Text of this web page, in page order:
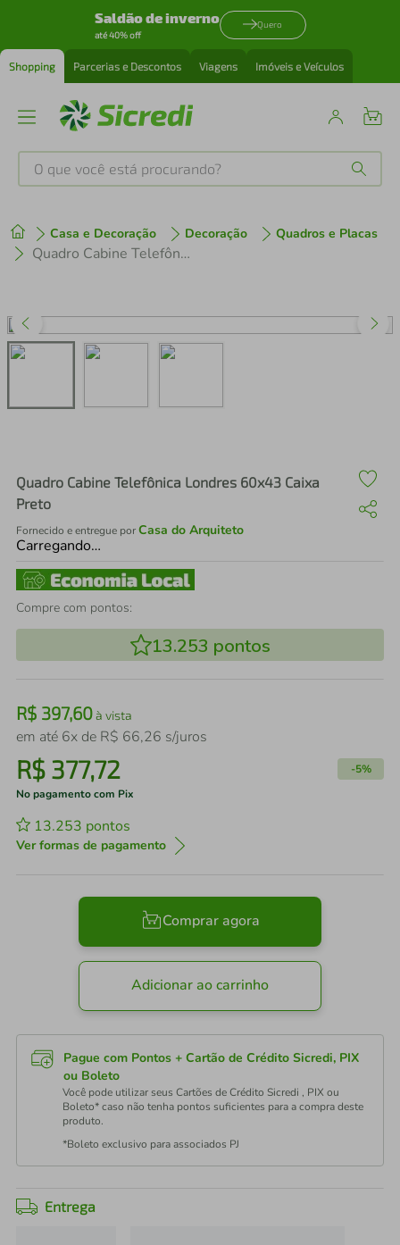
Saldão de inverno
até 40% off
Quero
Shopping Parcerias e Descontos Viagens Imóveis e Veículos
O que você está procurando?
Casa e Decoração Decoração Quadros e Placas
Quadro Cabine Telefônica Londres 60x43 Caixa Preto
Quadro Cabine Telefônica Londres 60x43 Caixa
Preto
Fornecido e entregue porCasa do Arquiteto
Carregando…
Compre com pontos:
13.253 pontos
R$ 397,60à vista
em até 6x de R$ 66,26 s/juros
R$ 377,72 -5%
No pagamento com Pix
13.253 pontos
Ver formas de pagamento
Comprar agora
Adicionar ao carrinho
Pague com Pontos + Cartão de Crédito Sicredi, PIX
ou Boleto
Você pode utilizar seus Cartões de Crédito Sicredi , PIX ou
Boleto* caso não tenha pontos suficientes para a compra deste
produto.
*Boleto exclusivo para associados PJ
Entrega
1º tenis
perfume